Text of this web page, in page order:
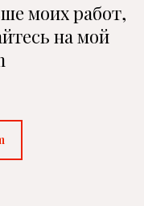
моих работ,
на мой